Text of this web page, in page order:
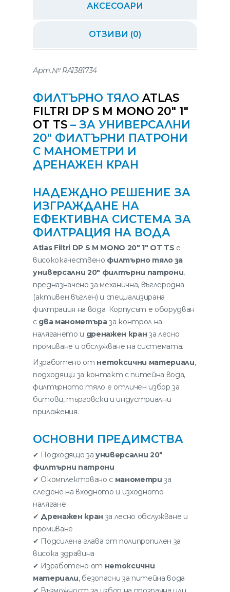
АКСЕСОАРИ
ОТЗИВИ (0)
Арт.№ RA1381734
ФИЛТЪРНО ТЯЛО ATLAS
FILTRI DP S M MONO 20″ 1″
OT TS – ЗА УНИВЕРСАЛНИ
20″ ФИЛТЪРНИ ПАТРОНИ
С МАНОМЕТРИ И
ДРЕНАЖЕН КРАН
НАДЕЖДНО РЕШЕНИЕ ЗА
ИЗГРАЖДАНЕ НА
ЕФЕКТИВНА СИСТЕМА ЗА
ФИЛТРАЦИЯ НА ВОДА
Atlas Filtri DP S M MONO 20″ 1″ OT TS е
висококачествено филтърно тяло за
универсални 20″ филтърни патрони,
предназначено за механична, въглеродна
(активен въглен) и специализирана
филтрация на вода. Корпусът е оборудван
с два манометъраза контрол на
налягането и дренажен кран за лесно
промиване и обслужване на системата.
Изработено от нетоксични материали,
подходящи за контакт с питейна вода,
филтърното тяло е отличен избор за
битови, търговски и индустриални
приложения.
ОСНОВНИ ПРЕДИМСТВА
✔ Подходящо за универсални 20″
филтърни патрони
✔ Окомплектовано с манометри за
следене на входното и изходното
налягане
✔ Дренажен кран за лесно обслужване и
промиване
✔ Подсилена глава от полипропилен за
висока здравина
✔ Изработено от нетоксични
материали, безопасни за питейна вода